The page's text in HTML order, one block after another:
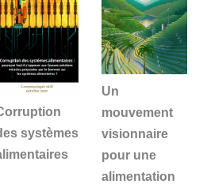
systèmes
Un
mouvement
visionnaire
pour une
alimentation